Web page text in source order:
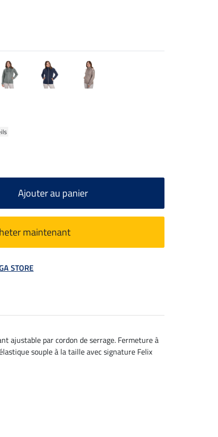
Ajouter au panier
maintenant
STORE
ajustable par cordon de serrage. Fermeture à
souple à la taille avec signature Felix